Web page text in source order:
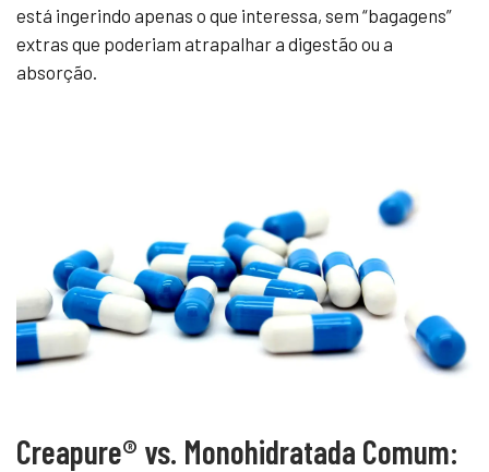
está ingerindo apenas o que interessa, sem “bagagens”
extras que poderiam atrapalhar a digestão ou a
absorção.
Creapure® vs. Monohidratada Comum: